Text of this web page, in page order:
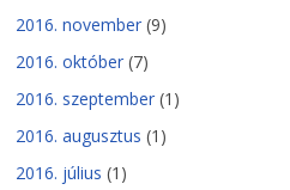
2016. november (9)
2016. október (7)
2016. szeptember (1)
2016. augusztus (1)
2016. július (1)